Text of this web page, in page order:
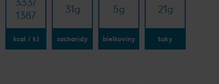
1387
kcal / kJ
31g
sacharidy
5g
bielkoviny
21g
tuky